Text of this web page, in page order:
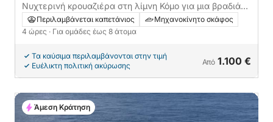
Νυχτερινή κρουαζιέρα στη λίμνη Κόμο για μια βραδιά
κάτω από τα αστέρια
Περιλαμβάνεται καπετάνιος
Μηχανοκίνητο σκάφος
4 ώρες · Για ομάδες έως 8 άτομα
Τα καύσιμα περιλαμβάνονται στην τιμή
Ευέλικτη πολιτική ακύρωσης
Από 1.100 €
Άμεση Κράτηση